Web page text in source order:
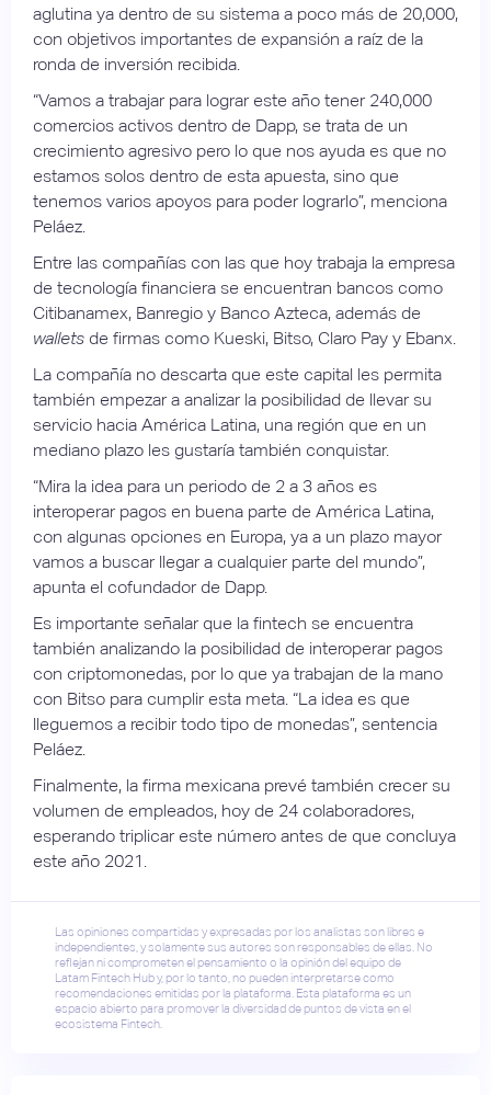
aglutina ya dentro de su sistema a poco más de 20,000,
con objetivos importantes de expansión a raíz de la
ronda de inversión recibida.
“Vamos a trabajar para lograr este año tener 240,000
comercios activos dentro de Dapp, se trata de un
crecimiento agresivo pero lo que nos ayuda es que no
estamos solos dentro de esta apuesta, sino que
tenemos varios apoyos para poder lograrlo”, menciona
Peláez.
Entre las compañías con las que hoy trabaja la empresa
de tecnología financiera se encuentran bancos como
Citibanamex, Banregio y Banco Azteca, además de
wallets de firmas como Kueski, Bitso, Claro Pay y Ebanx.
La compañía no descarta que este capital les permita
también empezar a analizar la posibilidad de llevar su
servicio hacia América Latina, una región que en un
mediano plazo les gustaría también conquistar.
“Mira la idea para un periodo de 2 a 3 años es
interoperar pagos en buena parte de América Latina,
con algunas opciones en Europa, ya a un plazo mayor
vamos a buscar llegar a cualquier parte del mundo”,
apunta el cofundador de Dapp.
Es importante señalar que la fintech se encuentra
también analizando la posibilidad de interoperar pagos
con criptomonedas, por lo que ya trabajan de la mano
con Bitso para cumplir esta meta. “La idea es que
lleguemos a recibir todo tipo de monedas”, sentencia
Peláez.
Finalmente, la firma mexicana prevé también crecer su
volumen de empleados, hoy de 24 colaboradores,
esperando triplicar este número antes de que concluya
este año 2021.
Las opiniones compartidas y expresadas por los analistas son libres e
independientes, y solamente sus autores son responsables de ellas. No
reflejan ni comprometen el pensamiento o la opinión del equipo de
Latam Fintech Hub y, por lo tanto, no pueden interpretarse como
recomendaciones emitidas por la plataforma. Esta plataforma es un
espacio abierto para promover la diversidad de puntos de vista en el
ecosistema Fintech.